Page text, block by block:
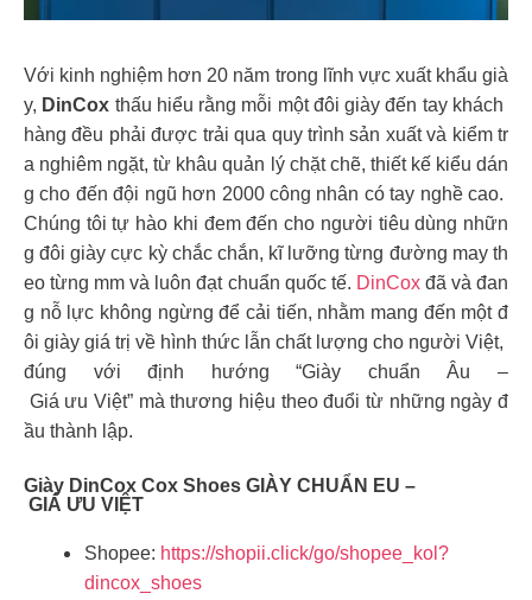
Với kinh nghiệm hơn 20 năm trong lĩnh vực xuất khẩu già
y, DinCox thấu hiểu rằng mỗi một đôi giày đến tay khách
hàng đều phải được trải qua quy trình sản xuất và kiểm tr
a nghiêm ngặt, từ khâu quản lý chặt chẽ, thiết kế kiểu dán
g cho đến đội ngũ hơn 2000 công nhân có tay nghề cao.
Chúng tôi tự hào khi đem đến cho người tiêu dùng nhữn
g đôi giày cực kỳ chắc chắn, kĩ lưỡng từng đường may th
eo từng mm và luôn đạt chuẩn quốc tế. DinCoxđã và đan
g nỗ lực không ngừng để cải tiến, nhằm mang đến một đ
ôi giày giá trị về hình thức lẫn chất lượng cho người Việt,
đúng với định hướng “Giày chuẩn Âu –
Giá ưu Việt” mà thương hiệu theo đuổi từ những ngày đ
ầu thành lập.
Giày DinCox Cox Shoes GIÀY CHUẨN EU –
GIÁ ƯU VIỆT
Shopee: https://shopii.click/go/shopee_kol?
dincox_shoes